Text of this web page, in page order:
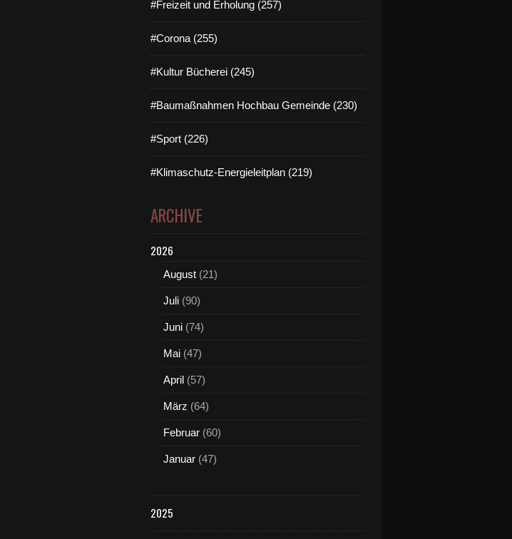
#Freizeit und Erholung (257)
#Corona (255)
#Kultur Bücherei (245)
#Baumaßnahmen Hochbau Gemeinde (230)
#Sport (226)
#Klimaschutz-Energieleitplan (219)
ARCHIVE
2026
August (21)
Juli (90)
Juni (74)
Mai (47)
April (57)
März (64)
Februar (60)
Januar (47)
2025